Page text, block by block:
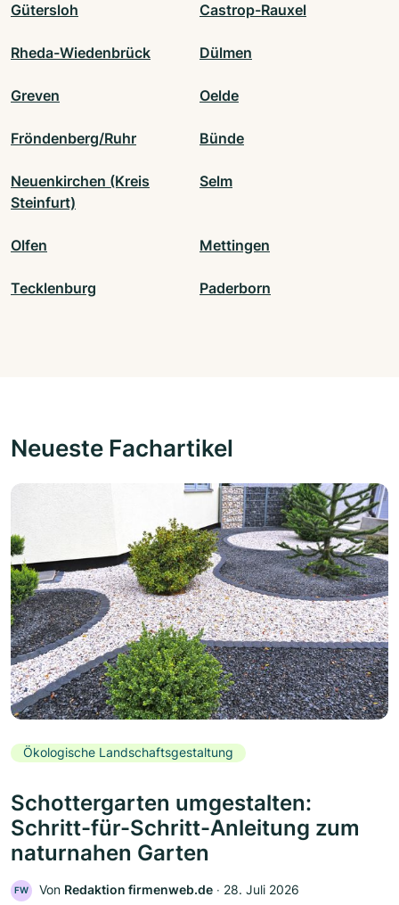
Gütersloh Castrop-Rauxel
Rheda-Wiedenbrück Dülmen
Greven Oelde
Fröndenberg/Ruhr Bünde
Neuenkirchen (Kreis
Steinfurt)
Selm
Olfen Mettingen
Tecklenburg Paderborn
Neueste Fachartikel
Ökologische Landschaftsgestaltung
Schottergarten umgestalten:
Schritt-für-Schritt-Anleitung zum
naturnahen Garten
FW Von Redaktion firmenweb.de ‧ 28. Juli 2026